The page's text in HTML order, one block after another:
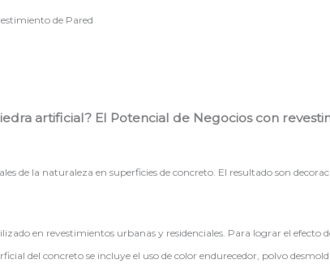
de Pared
artificial? El Potencial de Negocios con
de la naturaleza en superficies de concreto. El resultado son
en revestimientos urbanas y residenciales. Para lograr el efecto
del concreto se incluye el uso de color endurecedor, polvo